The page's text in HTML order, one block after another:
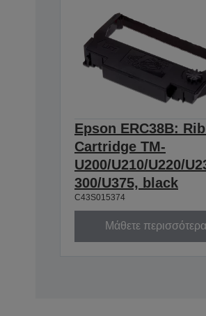
Epson ERC38B:
Cartridge TM-
U200/U210/U220/
300/U375, black
C43S015374
Μάθετε περισσότερα